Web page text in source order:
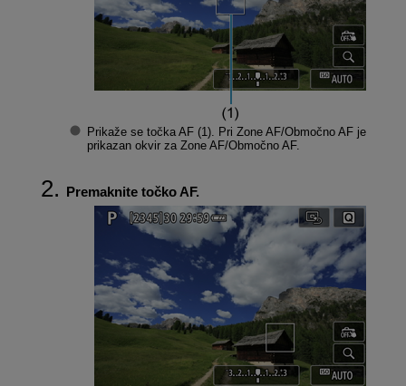
Prikaže se točka AF (1). Pri Zone AF/Območno AF je
prikazan okvir za Zone AF/Območno AF.
Premaknite točko AF.